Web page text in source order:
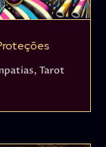
,Tarot